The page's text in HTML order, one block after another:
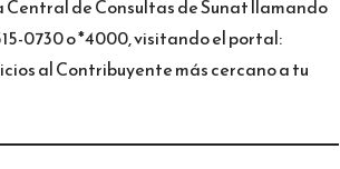
de Consultas de Sunat llamando
0730 o *4000, visitando el portal:
al Contribuyente más cercano a tu